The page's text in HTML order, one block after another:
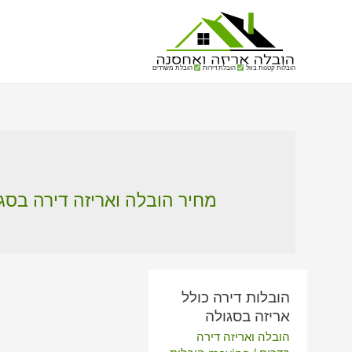
הובלות קטנות בזול הובלת דירות הובלת משרדים
מחיר הובלה ואריזה דירה
הובלות דירה כולל
אריזה בסגולה
הובלה ואריזה דירה